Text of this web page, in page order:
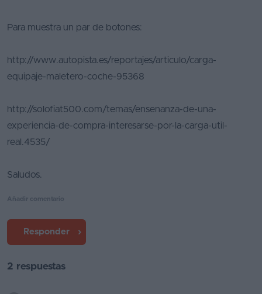
opiniones
de
compra
Comparador
coche
Para muestra un par de botones:
http://www.autopista.es/reportajes/articulo/carga-
equipaje-maletero-coche-95368
http://solofiat500.com/temas/ensenanza-de-una-
experiencia-de-compra-interesarse-por-la-carga-util-
real.4535/
Saludos.
Añadir comentario
Responder
2 respuestas